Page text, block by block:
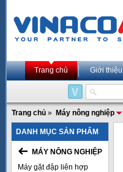
Trang chủ Giới thiệu
Trang chủ » Máy nông nghiệp
DANH MỤC SẢN PHẨM
MÁY NÔNG NGHIỆP
Máy gặt đập liên hợp